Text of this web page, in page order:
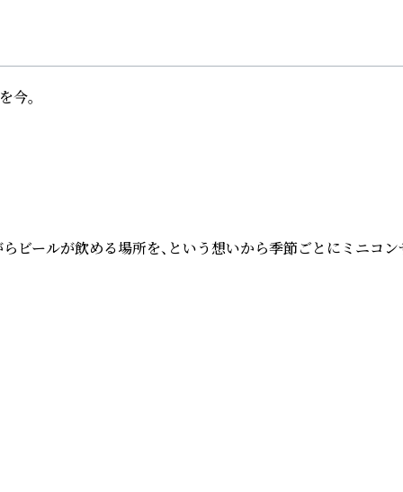
今。
ルが飲める場所を、という想いから季節ごとにミ